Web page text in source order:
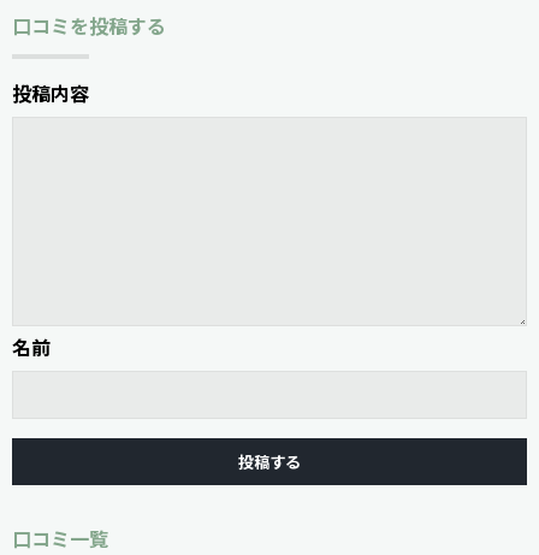
口コミを投稿する
投稿内容
名前
口コミ一覧